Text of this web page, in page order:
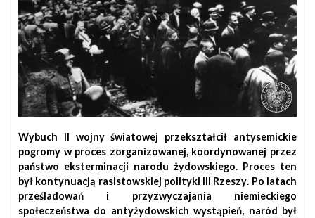
Wybuch II wojny światowej przekształcił antysemickie
pogromy w proces zorganizowanej, koordynowanej przez
państwo eksterminacji narodu żydowskiego. Proces ten
był kontynuacją rasistowskiej polityki III Rzeszy. Po latach
prześladowań i przyzwyczajania niemieckiego
społeczeństwa do antyżydowskich wystąpień, naród był